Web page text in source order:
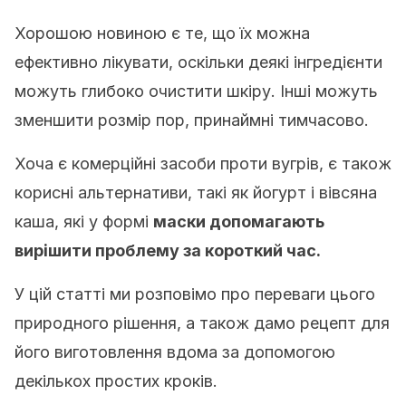
Хорошою новиною є те, що їх можна
ефективно лікувати, оскільки деякі інгредієнти
можуть глибоко очистити шкіру. Інші можуть
зменшити розмір пор, принаймні тимчасово.
Хоча є комерційні засоби проти вугрів, є також
корисні альтернативи, такі як йогурт і вівсяна
каша, які у формі маски допомагають
вирішити проблему за короткий час.
У цій статті ми розповімо про переваги цього
природного рішення, а також дамо рецепт для
його виготовлення вдома за допомогою
декількох простих кроків.